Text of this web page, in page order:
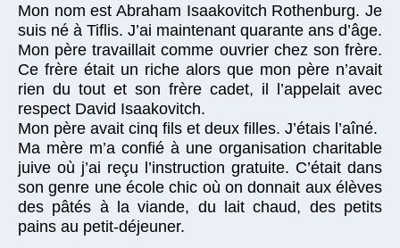
Mon nom est Abraham Isaakovitch Rothenburg. Je
suis né à Tiflis. J’ai maintenant quarante ans d’âge.
Mon père travaillait comme ouvrier chez son frère.
Ce frère était un riche alors que mon père n’avait
rien du tout et son frère cadet, il l’appelait avec
respect David Isaakovitch.
Mon père avait cinq fils et deux filles. J’étais l’aîné.
Ma mère m’a confié à une organisation charitable
juive où j’ai reçu l’instruction gratuite. C’était dans
son genre une école chic où on donnait aux élèves
des pâtés à la viande, du lait chaud, des petits
pains au petit-déjeuner.